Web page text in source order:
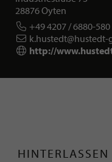
28876 Oyten
+49 4207 / 6880-580
k.hustedt@hustedt-
http://